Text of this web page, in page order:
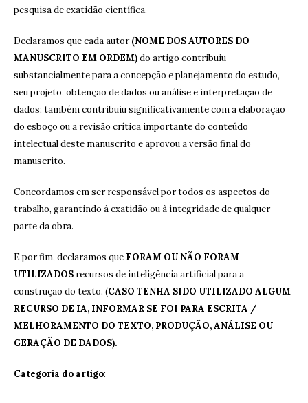
pesquisa de exatidão científica.
Declaramos que cada autor(NOME DOS AUTORES DO
MANUSCRITO EM ORDEM)do artigo contribuiu
substancialmente para a concepção e planejamento do estudo,
seu projeto, obtenção de dados ou análise e interpretação de
dados; também contribuiu significativamente com a elaboração
do esboço ou a revisão crítica importante do conteúdo
intelectual deste manuscrito e aprovou a versão final do
manuscrito.
Concordamos em ser responsável por todos os aspectos do
trabalho, garantindo à exatidão ou à integridade de qualquer
parte da obra.
E por fim, declaramos que FORAM OU NÃO FORAM
UTILIZADOS recursos de inteligência artificial para a
construção do texto. (CASO TENHA SIDO UTILIZADO ALGUM
RECURSO DE IA, INFORMAR SE FOI PARA ESCRITA /
MELHORAMENTO DO TEXTO, PRODUÇÃO, ANÁLISE OU
GERAÇÃO DE DADOS).
Categoria do artigo: ______________________________